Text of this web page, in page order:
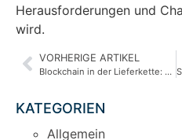
Herausforderungen und
wird.
VORHERIGE ARTIKEL
Blockchain in der Lieferkette: Effizienz und Transparenz
KATEGORIEN
Allgemein